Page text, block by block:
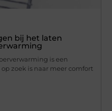
bij het laten
is een
zoek is naar meer comfort